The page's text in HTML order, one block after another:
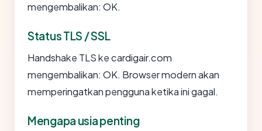
mengembalikan: OK.
Status TLS / SSL
Handshake TLS ke cardigair.com
mengembalikan: OK. Browser modern akan
memperingatkan pengguna ketika ini gagal.
Mengapa usia penting